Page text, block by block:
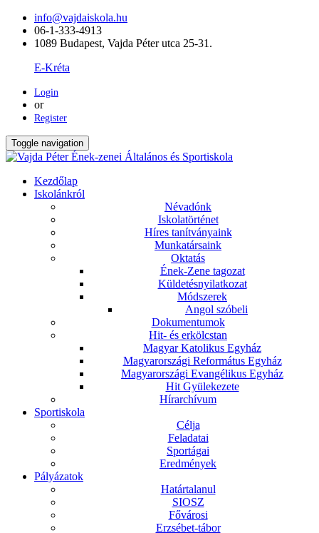
info@vajdaiskola.hu
06-1-333-4913
1089 Budapest, Vajda Péter utca 25-31.
E-Kréta
Login
or
Register
Toggle navigation
Kezdőlap
Iskolánkról
Névadónk
Iskolatörténet
Híres tanítványaink
Munkatársaink
Oktatás
Ének-Zene tagozat
Küldetésnyilatkozat
Módszerek
Angol szóbeli
Dokumentumok
Hit- és erkölcstan
Magyar Katolikus Egyház
Magyarországi Református Egyház
Magyarországi Evangélikus Egyház
Hit Gyülekezete
Hírarchívum
Sportiskola
Célja
Feladatai
Sportágai
Eredmények
Pályázatok
Határtalanul
SIOSZ
Fővárosi
Erzsébet-tábor